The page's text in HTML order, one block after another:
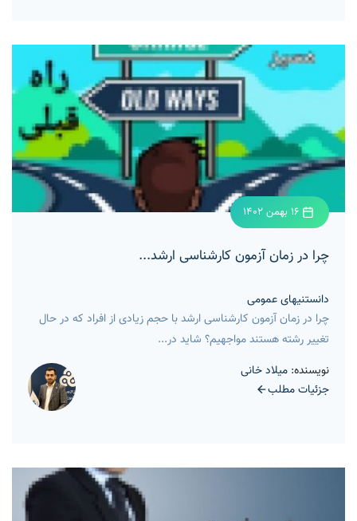
چرا در زمان آزمون کارشناسی ارشد...
دانستنیهای عمومی
چرا در زمان آزمون کارشناسی ارشد با حجم زیادی از افراد که در حال
تغییر رشته هستند مواجهیم؟ شاید در...
نویسنده: میلاد خانی
جزئیات مطلب